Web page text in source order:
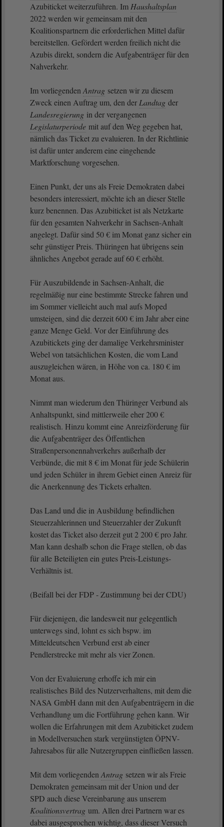
Azubiticket weiterzuführen. Im Haushaltsplan
2022 werden wir gemeinsam mit den
Koalitionspartnern die erforderlichen Mittel dafür
bereitstellen. Gefördert werden freilich nicht die
Azubis direkt, sondern die Aufgabenträger für den
Nahverkehr.
Im vorliegenden Antrag setzen wir zu diesem
Zweck einen Auftrag um, den der Landtag der
Landesregierung in der vergangenen
Legislaturperiode mit auf den Weg gegeben hat,
nämlich das Ticket zu evaluieren. In der Richtlinie
ist dafür unter anderem eine eingehende
Marktforschung vorgesehen.
Einen Punkt, der uns als Freie Demokraten dabei
besonders interessiert, möchte ich an dieser Stelle
kurz benennen. Das Azubiticket ist als Netzkarte
für den gesamten Nahverkehr in Sachsen-Anhalt
angelegt. Dafür sind 50 € im Monat ganz sicher ein
sehr günstiger Preis. Thüringen hat übrigens sein
ähnliches Angebot gerade auf 60 € erhöht.
Für Auszubildende in Sachsen-Anhalt, die
regelmäßig nur eine bestimmte Strecke fahren und
im Sommer vielleicht auch mal aufs Moped
umsteigen, sind die derzeit 600 € im Jahr aber eine
ganze Menge Geld. Vor der Einführung des
Azubitickets ging der damalige Verkehrsminister
Webel von tatsächlichen Kosten, die vom Land
auszugleichen wären, in Höhe von ca. 180 € im
Monat aus.
Nimmt man wiederum den Thüringer Verbund als
Anhaltspunkt, sind mittlerweile eher 200 €
realistisch. Hinzu kommt eine Anreizförderung für
die Aufgabenträger des Öffentlichen
Straßenpersonennahverkehrs außerhalb der
Verbünde, die mit 8 € im Monat für jede Schülerin
und jeden Schüler in ihrem Gebiet einen Anreiz für
die Anerkennung des Tickets erhalten.
Das Land und die in Ausbildung befindlichen
Steuerzahlerinnen und Steuerzahler der Zukunft
kostet das Ticket also derzeit gut 2 200 € pro Jahr.
Man kann deshalb schon die Frage stellen, ob das
für alle Beteiligten ein gutes Preis-Leistungs-
Verhältnis ist.
(Beifall bei der FDP - Zustimmung bei der CDU)
Für diejenigen, die landesweit nur gelegentlich
unterwegs sind, lohnt es sich bspw. im
Mitteldeutschen Verbund erst ab einer
Pendlerstrecke mit mehr als vier Zonen.
Von der Evaluierung erhoffe ich mir ein
realistisches Bild des Nutzerverhaltens, mit dem die
NASA GmbH dann mit den Aufgabenträgern in die
Verhandlung um die Fortführung gehen kann. Wir
wollen die Erfahrungen mit dem Azubiticket zudem
in Modellversuchen stark vergünstigten ÖPNV-
Jahresabos für alle Nutzergruppen einfließen lassen.
Mit dem vorliegenden Antrag setzen wir als Freie
Demokraten gemeinsam mit der Union und der
SPD auch diese Vereinbarung aus unserem
Koalitionsvertrag um. Allen drei Partnern war es
dabei ausgesprochen wichtig, dass dieser Versuch